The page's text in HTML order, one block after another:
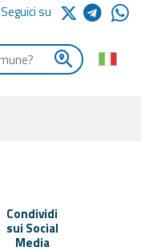
Seguici su
Condividi
sui Social
Media